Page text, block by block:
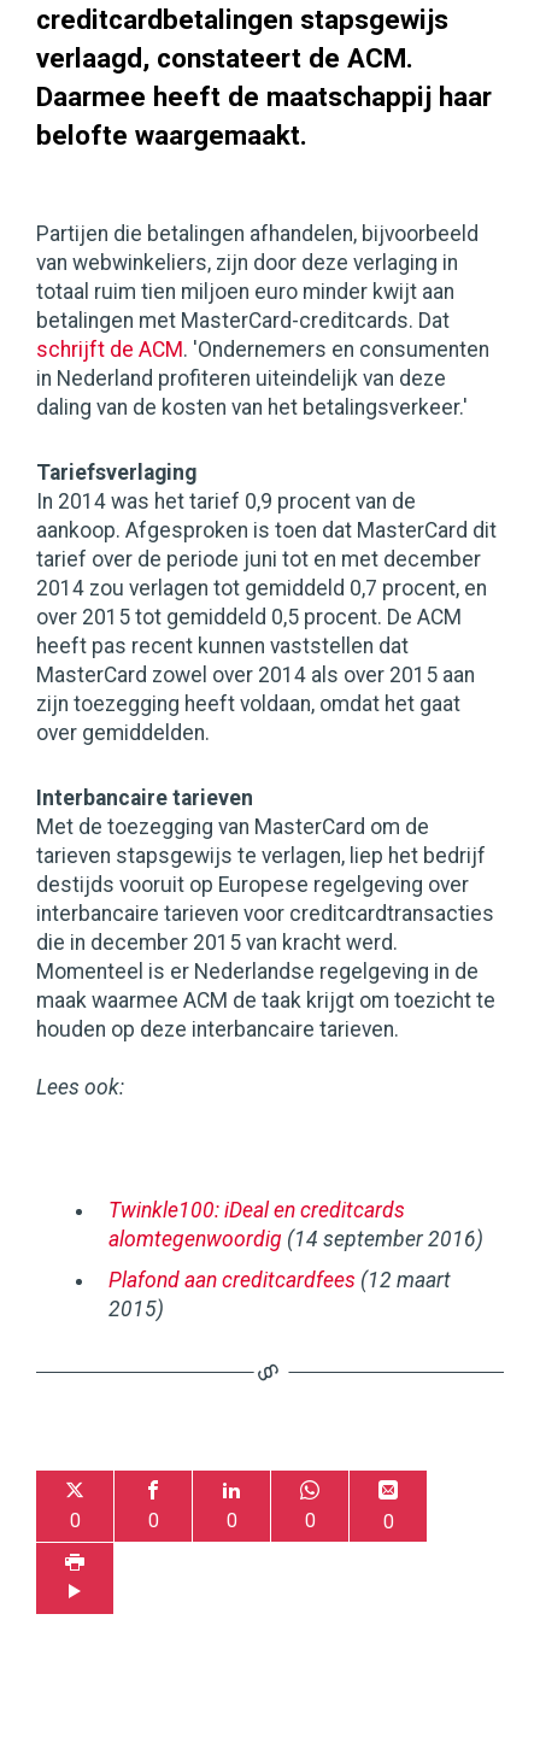
creditcardbetalingen stapsgewijs
verlaagd, constateert de ACM.
Daarmee heeft de maatschappij haar
belofte waargemaakt.
Partijen die betalingen afhandelen, bijvoorbeeld
van webwinkeliers, zijn door deze verlaging in
totaal ruim tien miljoen euro minder kwijt aan
betalingen met MasterCard-creditcards. Dat
schrijft de ACM . 'Ondernemers en consumenten
in Nederland profiteren uiteindelijk van deze
daling van de kosten van het betalingsverkeer.'
Tariefsverlaging
In 2014 was het tarief 0,9 procent van de
aankoop. Afgesproken is toen dat MasterCard dit
tarief over de periode juni tot en met december
2014 zou verlagen tot gemiddeld 0,7 procent, en
over 2015 tot gemiddeld 0,5 procent. De ACM
heeft pas recent kunnen vaststellen dat
MasterCard zowel over 2014 als over 2015 aan
zijn toezegging heeft voldaan, omdat het gaat
over gemiddelden.
Interbancaire tarieven
Met de toezegging van MasterCard om de
tarieven stapsgewijs te verlagen, liep het bedrijf
destijds vooruit op Europese regelgeving over
interbancaire tarieven voor creditcardtransacties
die in december 2015 van kracht werd.
Momenteel is er Nederlandse regelgeving in de
maak waarmee ACM de taak krijgt om toezicht te
houden op deze interbancaire tarieven.
Lees ook:
Twinkle100: iDeal en creditcards
alomtegenwoordig (14 september 2016)
Plafond aan creditcardfees (12 maart
2015)
0 0 0 0 0